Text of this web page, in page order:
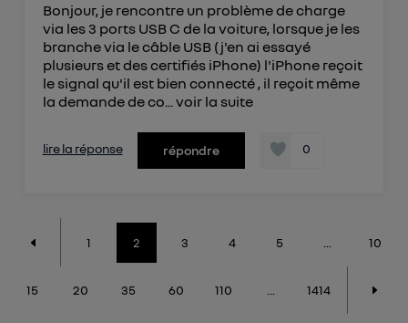
Bonjour, je rencontre un problème de charge
via les 3 ports USB C de la voiture, lorsque je les
branche via le câble USB (j'en ai essayé
plusieurs et des certifiés iPhone) l'iPhone reçoit
le signal qu'il est bien connecté , il reçoit même
la demande de co...voir la suite
lire la réponse répondre 0
1 2 3 4 5 10
15 20 35 60 110 1414